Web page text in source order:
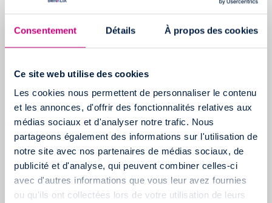
Consentement Détails À propos des cookies
Ce site web utilise des cookies
Les cookies nous permettent de personnaliser le contenu
et les annonces, d'offrir des fonctionnalités relatives aux
médias sociaux et d'analyser notre trafic. Nous
partageons également des informations sur l'utilisation de
notre site avec nos partenaires de médias sociaux, de
publicité et d'analyse, qui peuvent combiner celles-ci
avec d'autres informations que vous leur avez fournies
ou qu'ils ont collectées lors de votre utilisation de leurs
Un déménagement à Marseille en aller simple vous permettra
de faire50 % d’économies sur votre carburant et sur vos péages
les frais liés au carburant.
En plus des économies que vous ferez sur votre trajet, vous
gagnerez un temps énorme et économiserez de la fatigue et du
stress.
2. DÉMÉNAGER À MARSEILLE EN ALLER SIMPLE POUR
VIVRE DANS LA VILLE LA PLUS ENSOLEILLÉE DE FRANCE